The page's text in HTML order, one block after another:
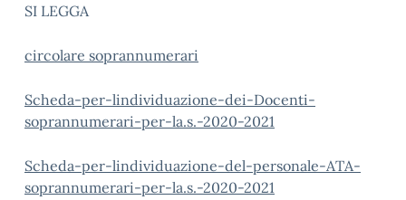
SI LEGGA
circolare soprannumerari
Scheda-per-lindividuazione-dei-Docenti-
soprannumerari-per-la.s.-2020-2021
Scheda-per-lindividuazione-del-personale-ATA-
soprannumerari-per-la.s.-2020-2021